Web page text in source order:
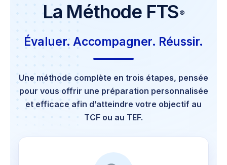
La Méthode FTS®
Évaluer. Accompagner. Réussir.
Une méthode complète en trois étapes, pensée
pour vous offrir une préparation personnalisée
et efficace afin d’atteindre votre objectif au
TCF ou au TEF.